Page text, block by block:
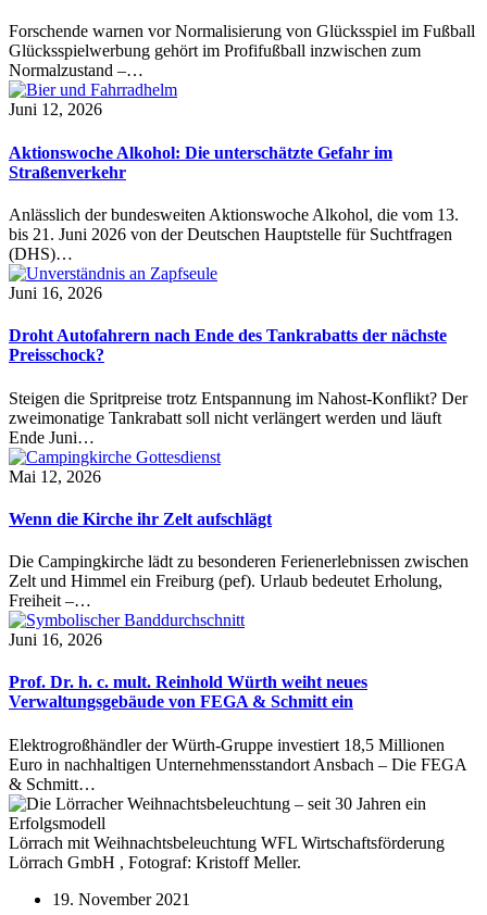
Forschende warnen vor Normalisierung von Glücksspiel im Fußball
Glücksspielwerbung gehört im Profifußball inzwischen zum
Normalzustand –…
Juni 12, 2026
Aktionswoche Alkohol: Die unterschätzte Gefahr im
Straßenverkehr
Anlässlich der bundesweiten Aktionswoche Alkohol, die vom 13.
bis 21. Juni 2026 von der Deutschen Hauptstelle für Suchtfragen
(DHS)…
Juni 16, 2026
Droht Autofahrern nach Ende des Tankrabatts der nächste
Preisschock?
Steigen die Spritpreise trotz Entspannung im Nahost-Konflikt? Der
zweimonatige Tankrabatt soll nicht verlängert werden und läuft
Ende Juni…
Mai 12, 2026
Wenn die Kirche ihr Zelt aufschlägt
Die Campingkirche lädt zu besonderen Ferienerlebnissen zwischen
Zelt und Himmel ein Freiburg (pef). Urlaub bedeutet Erholung,
Freiheit –…
Juni 16, 2026
Prof. Dr. h. c. mult. Reinhold Würth weiht neues
Verwaltungsgebäude von FEGA & Schmitt ein
Elektrogroßhändler der Würth-Gruppe investiert 18,5 Millionen
Euro in nachhaltigen Unternehmensstandort Ansbach – Die FEGA
& Schmitt…
Lörrach mit Weihnachtsbeleuchtung WFL Wirtschaftsförderung
Lörrach GmbH , Fotograf: Kristoff Meller.
19. November 2021